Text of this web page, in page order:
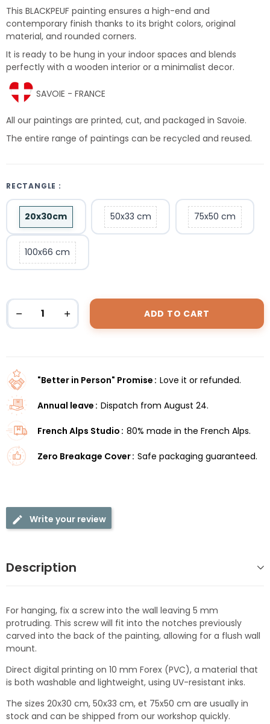
This BLACKPEUF painting ensures a high-end and
contemporary finish thanks to its bright colors, original
material, and rounded corners.
It is ready to be hung in your indoor spaces and blends
perfectly with a wooden interior or a minimalist decor.
SAVOIE - FRANCE
All our paintings are printed, cut, and packaged in Savoie.
The entire range of paintings can be recycled and reused.
RECTANGLE :
20x30cm 50x33 cm 75x50 cm
100x66 cm
ADD TO CART
"Better in Person" Promise Love it or refunded.
Annual leave Dispatch from August 24.
French Alps Studio 80% made in the French Alps.
Zero Breakage Cover Safe packaging guaranteed.
Write your review
Description
For hanging, fix a screw into the wall leaving 5 mm
protruding. This screw will fit into the notches previously
carved into the back of the painting, allowing for a flush wall
mount.
Direct digital printing on 10 mm Forex (PVC), a material that
is both washable and lightweight, using UV-resistant inks.
The sizes 20x30 cm, 50x33 cm, et 75x50 cm are usually in
stock and can be shipped from our workshop quickly.